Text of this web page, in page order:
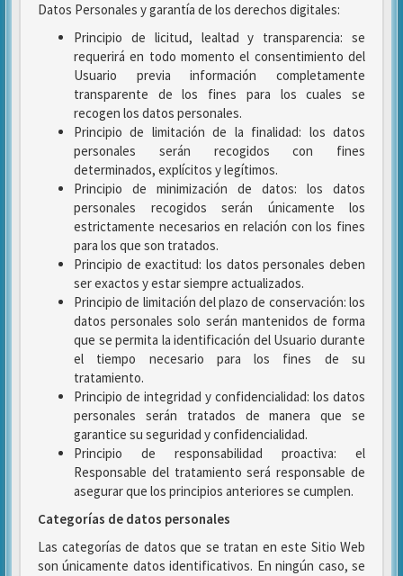
Datos Personales y garantía de los derechos digitales:
Principio de licitud, lealtad y transparencia: se
requerirá en todo momento el consentimiento del
Usuario previa información completamente
transparente de los fines para los cuales se
recogen los datos personales.
Principio de limitación de la finalidad: los datos
personales serán recogidos con fines
determinados, explícitos y legítimos.
Principio de minimización de datos: los datos
personales recogidos serán únicamente los
estrictamente necesarios en relación con los fines
para los que son tratados.
Principio de exactitud: los datos personales deben
ser exactos y estar siempre actualizados.
Principio de limitación del plazo de conservación: los
datos personales solo serán mantenidos de forma
que se permita la identificación del Usuario durante
el tiempo necesario para los fines de su
tratamiento.
Principio de integridad y confidencialidad: los datos
personales serán tratados de manera que se
garantice su seguridad y confidencialidad.
Principio de responsabilidad proactiva: el
Responsable del tratamiento será responsable de
asegurar que los principios anteriores se cumplen.
Categorías de datos personales
Las categorías de datos que se tratan en este Sitio Web
son únicamente datos identificativos. En ningún caso, se